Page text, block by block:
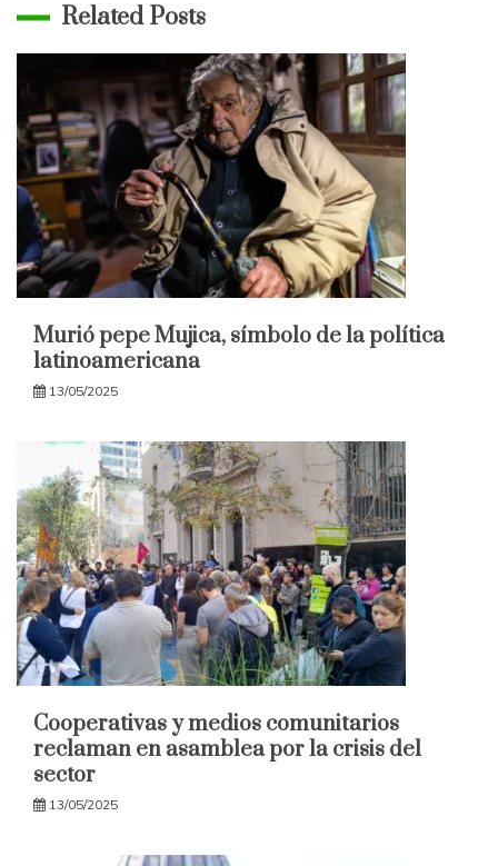
Related Posts
Murió pepe Mujica, símbolo de la política
latinoamericana
13/05/2025
Cooperativas y medios comunitarios
reclaman en asamblea por la crisis del
sector
13/05/2025